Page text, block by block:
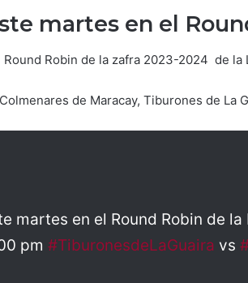
martes en el
Robin de la zafra 2023-2024 de la
de Maracay, Tiburones de La
martes en el Round Robin de la
pm #TiburonesdeLaGuaira vs